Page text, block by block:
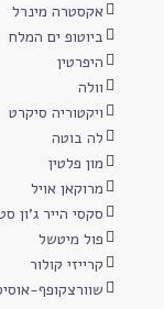
אקסטרה מינרל
ביוטופ ים המלח
היפרטין
וולה
ויקטוריה סיקרט
לה בוטה
מון פלטין
מרוקאן אויל
סקסי הייר ג'ון
פול מיטשל
קרייזי קולור
שוורצקופף-